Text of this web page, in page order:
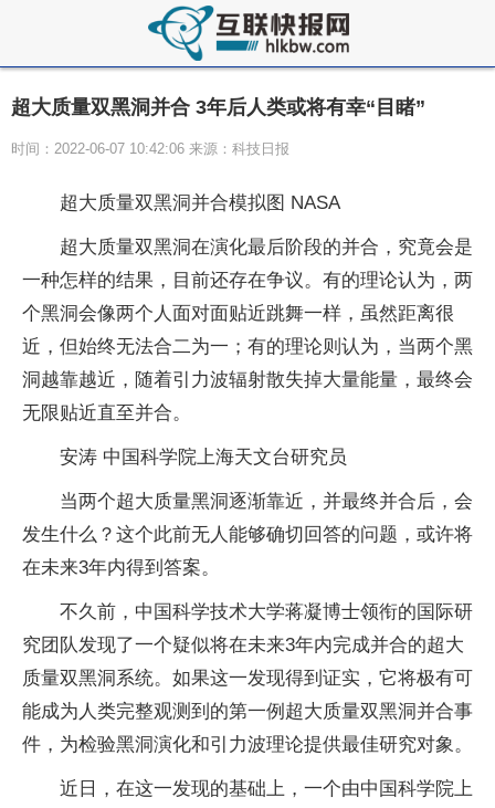
超大质量双黑洞并合 3年后人类或将有幸“目睹”
时间：2022-06-07 10:42:06 来源：科技日报
超大质量双黑洞并合模拟图 NASA
超大质量双黑洞在演化最后阶段的并合，究竟会是
一种怎样的结果，目前还存在争议。有的理论认为，两
个黑洞会像两个人面对面贴近跳舞一样，虽然距离很
近，但始终无法合二为一；有的理论则认为，当两个黑
洞越靠越近，随着引力波辐射散失掉大量能量，最终会
无限贴近直至并合。
安涛 中国科学院上海天文台研究员
当两个超大质量黑洞逐渐靠近，并最终并合后，会
发生什么？这个此前无人能够确切回答的问题，或许将
在未来3年内得到答案。
不久前，中国科学技术大学蒋凝博士领衔的国际研
究团队发现了一个疑似将在未来3年内完成并合的超大
质量双黑洞系统。如果这一发现得到证实，它将极有可
能成为人类完整观测到的第一例超大质量双黑洞并合事
件，为检验黑洞演化和引力波理论提供最佳研究对象。
近日，在这一发现的基础上，一个由中国科学院上